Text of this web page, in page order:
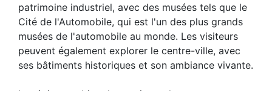
patrimoine industriel, avec des musées tels que le
Cité de l'Automobile, qui est l'un des plus grands
musées de l'automobile au monde. Les visiteurs
peuvent également explorer le centre-ville, avec
ses bâtiments historiques et son ambiance vivante.